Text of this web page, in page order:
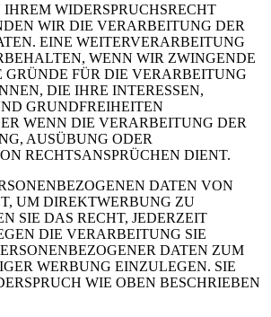
WIDERSPRUCHSRECHT
WIR DIE VERARBEITUNG DER
EINE WEITERVERARBEITUNG
WENN WIR ZWINGENDE
GRÜNDE FÜR DIE VERARBEITUNG
DIE IHRE INTERESSEN,
GRUNDFREIHEITEN
WENN DIE VERARBEITUNG DER
AUSÜBUNG ODER
RECHTSANSPRÜCHEN DIENT.
DATEN VON
UM DIREKTWERBUNG ZU
SIE DAS RECHT, JEDERZEIT
DIE VERARBEITUNG SIE
DATEN ZUM
WERBUNG EINZULEGEN. SIE
WIE OBEN BESCHRIEBEN